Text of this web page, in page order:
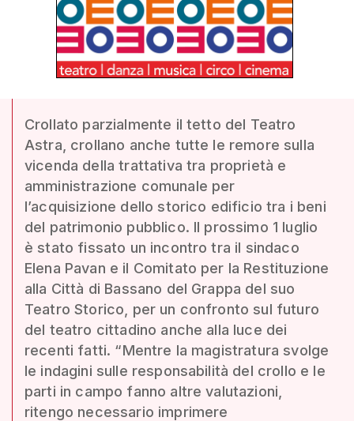
Crollato parzialmente il tetto del Teatro
Astra, crollano anche tutte le remore sulla
vicenda della trattativa tra proprietà e
amministrazione comunale per
l’acquisizione dello storico edificio tra i beni
del patrimonio pubblico. Il prossimo 1 luglio
è stato fissato un incontro tra il sindaco
Elena Pavan e il Comitato per la Restituzione
alla Città di Bassano del Grappa del suo
Teatro Storico, per un confronto sul futuro
del teatro cittadino anche alla luce dei
recenti fatti. “Mentre la magistratura svolge
le indagini sulle responsabilità del crollo e le
parti in campo fanno altre valutazioni,
ritengo necessario imprimere